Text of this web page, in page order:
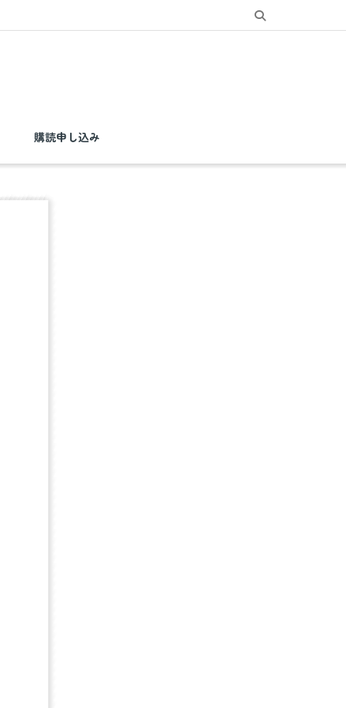
購読申し込み